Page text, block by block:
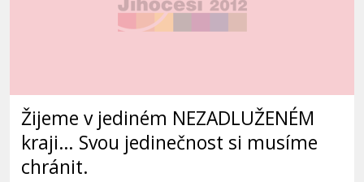
Žijeme v jediném NEZADLUŽENÉM
kraji… Svou jedinečnost si musíme
chránit.